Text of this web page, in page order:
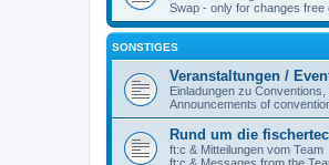
Swap - only for changes free
SONSTIGES
Veranstaltungen /
Einladungen zu
Announcements of
Rund um die
ft:c & Mitteilungen vom Team